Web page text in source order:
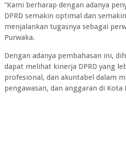
“Kami berharap dengan adanya
DPRD semakin optimal dan
menjalankan tugasnya sebagai
Purwaka.
Dengan adanya pembahasan ini,
dapat melihat kinerja DPRD yang
profesional, dan akuntabel dalam
pengawasan, dan anggaran di